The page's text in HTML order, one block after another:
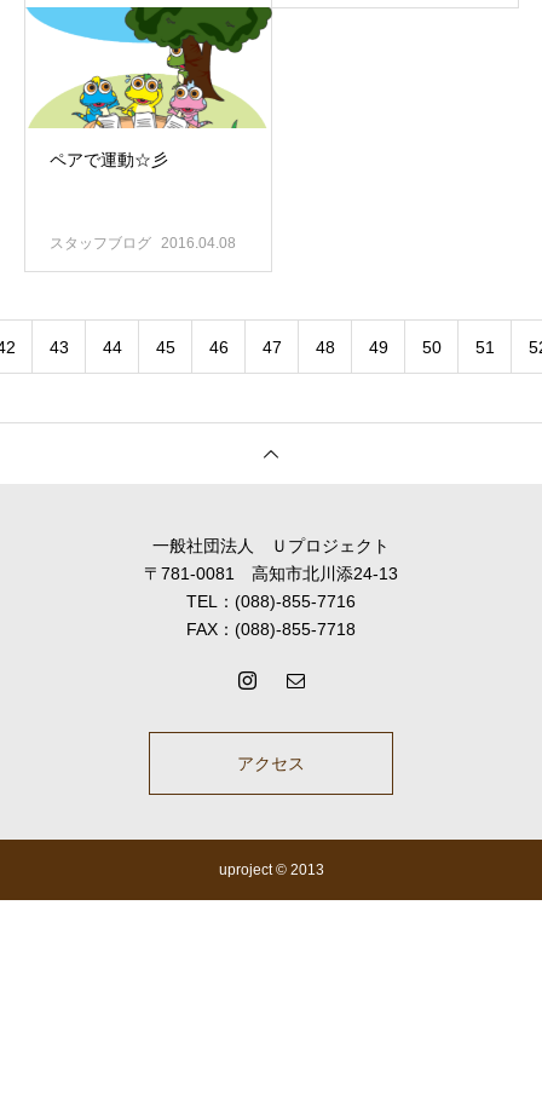
ペアで運動☆彡
スタッフブログ 2016.04.08
43 44 45 46 47 48 49 50 51
一般社団法人 Ｕプロジェクト
〒781-0081 高知市北川添24-13
TEL：(088)-855-7716
FAX：(088)-855-7718
アクセス
uproject © 2013